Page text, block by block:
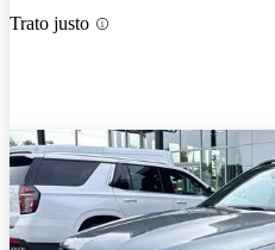
Trato justo